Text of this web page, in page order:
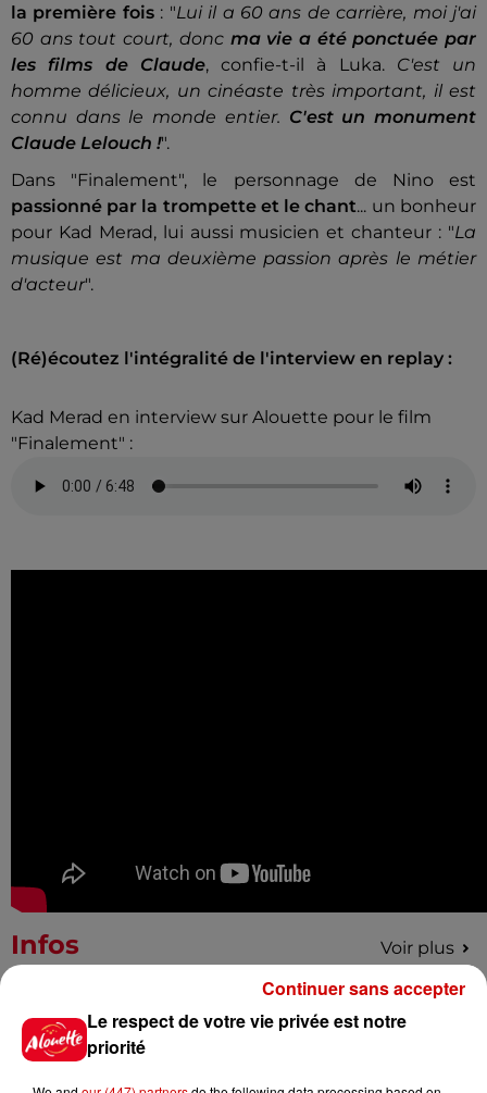
la première fois : "Lui il a 60 ans de carrière, moi j'ai
60 ans tout court, donc ma vie a été ponctuée par
les films de Claude, confie-t-il à Luka. C'est un
homme délicieux, un cinéaste très important, il est
connu dans le monde entier. C'est un monument
Claude Lelouch !".
Dans "Finalement", le personnage de Nino est
passionné par la trompette et le chant... un bonheur
pour Kad Merad, lui aussi musicien et chanteur : "La
musique est ma deuxième passion après le métier
d'acteur".
(Ré)écoutez l'intégralité de l'interview en replay :
Kad Merad en interview sur Alouette pour le film
"Finalement" :
Infos Voir plus
Deux-Sèvres : grave accident
Le respect de votre vie privée est notre
priorité
Continuer sans accepter